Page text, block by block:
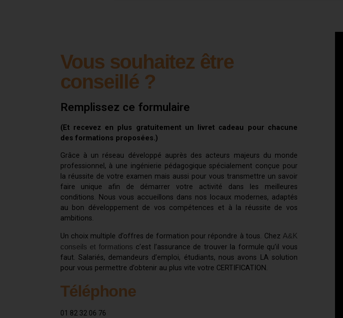
Vous souhaitez être
conseillé ?
Remplissez ce formulaire
(Et recevez en plus gratuitement un livret cadeau pour chacune
des formations proposées.)
Grâce à un réseau développé auprès des acteurs majeurs du monde
professionnel, à une ingénierie pédagogique spécialement conçue pour
la réussite de votre examen mais aussi pour vous transmettre un savoir
faire unique afin de démarrer votre activité dans les meilleures
conditions. Nous vous accueillons dans nos locaux modernes, adaptés
au bon développement de vos compétences et à la réussite de vos
ambitions.
Un choix multiple d’offres de formation pour répondre à tous. Chez A&K
conseils et formations c’est l’assurance de trouver la formule qu’il vous
faut. Salariés, demandeurs d’emploi, étudiants, nous avons LA solution
pour vous permettre d’obtenir au plus vite votre CERTIFICATION.
Téléphone
01 82 32 06 76